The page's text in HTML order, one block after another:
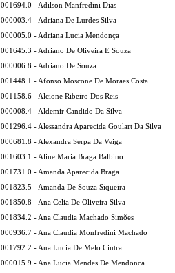
001694.0 - Adilson Manfredini Dias
000003.4 - Adriana De Lurdes Silva
000005.0 - Adriana Lucia Mendonça
001645.3 - Adriano De Oliveira E Souza
000006.8 - Adriano De Souza
001448.1 - Afonso Moscone De Moraes Costa
001158.6 - Alcione Ribeiro Dos Reis
000008.4 - Aldemir Candido Da Silva
001296.4 - Alessandra Aparecida Goulart Da Silva
000681.8 - Alexandra Serpa Da Veiga
001603.1 - Aline Maria Braga Balbino
001731.0 - Amanda Aparecida Braga
001823.5 - Amanda De Souza Siqueira
001850.8 - Ana Celia De Oliveira Silva
001834.2 - Ana Claudia Machado Simões
000936.7 - Ana Claudia Monfredini Machado
001792.2 - Ana Lucia De Melo Cintra
000015.9 - Ana Lucia Mendes De Mendonca